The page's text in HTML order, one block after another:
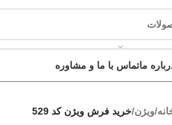
ماتماس با ما و مشاوره
/ویژن/خرید فرش ویژن کد 529